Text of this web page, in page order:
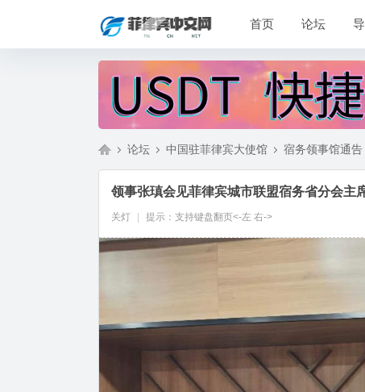
首页 论坛
律
»
论坛
›
中国驻菲律宾大使馆 宿务领事馆通告
领事张瑱会见菲律宾城市联盟宿务省分会主
关灯
提示：支持键盘翻页<-左 右->